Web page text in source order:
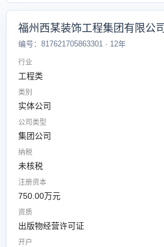
福州西某装饰工程集团有限公司
编号：817621705863301 · 12年
行业
工程类
类别
实体公司
公司类型
集团公司
纳税
未核税
注册资本
750.00万元
资质
出版物经营许可证
开户